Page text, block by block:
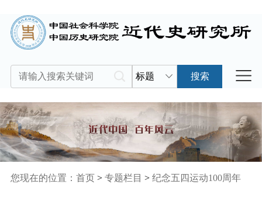
标题 搜索
您现在的位置： 首页> 专题栏目 > 纪念五四运动100周年